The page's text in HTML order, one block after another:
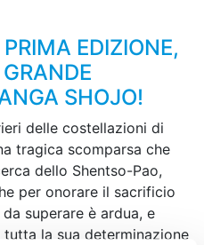
EDIZIONE,
SHOJO!
delle costellazioni di
tragica scomparsa che
dello Shentso-Pao,
per onorare il sacrificio
superare è ardua, e
la sua determinazione